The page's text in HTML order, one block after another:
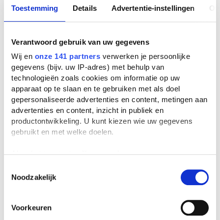
Toestemming Details Advertentie-instellingen
Verantwoord gebruik van uw gegevens
Wij en onze 141 partners verwerken je persoonlijke
gegevens (bijv. uw IP-adres) met behulp van
technologieën zoals cookies om informatie op uw
apparaat op te slaan en te gebruiken met als doel
gepersonaliseerde advertenties en content, metingen aan
advertenties en content, inzicht in publiek en
productontwikkeling. U kunt kiezen wie uw gegevens
gebruikt en met welke doelen.
Als u het toestaat, willen we ook graag:
locatie, die tot een paar meter nauwkeurig kan zijn
scannen op specifieke eigenschappen (fingerprinting)
Lees meer over hoe uw persoonlijke gegevens worden
Noodzakelijk
Voorkeuren